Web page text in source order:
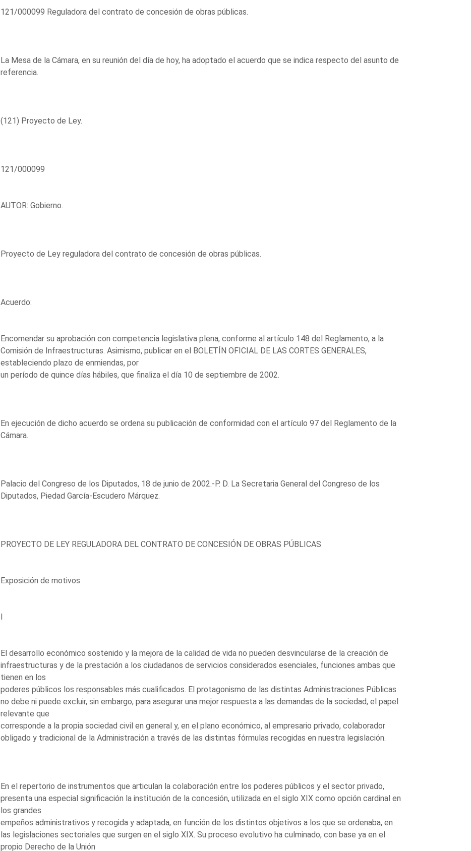
121/000099 Reguladora del contrato de concesión de obras públicas.
La Mesa de la Cámara, en su reunión del día de hoy, ha adoptado el acuerdo que se indica respecto del asunto de
referencia.
(121) Proyecto de Ley.
121/000099
AUTOR: Gobierno.
Proyecto de Ley reguladora del contrato de concesión de obras públicas.
Acuerdo:
Encomendar su aprobación con competencia legislativa plena, conforme al artículo 148 del Reglamento, a la
Comisión de Infraestructuras. Asimismo, publicar en el BOLETÍN OFICIAL DE LAS CORTES GENERALES,
estableciendo plazo de enmiendas, por
un período de quince días hábiles, que finaliza el día 10 de septiembre de 2002.
En ejecución de dicho acuerdo se ordena su publicación de conformidad con el artículo 97 del Reglamento de la
Cámara.
Palacio del Congreso de los Diputados, 18 de junio de 2002.-P. D. La Secretaria General del Congreso de los
Diputados, Piedad García-Escudero Márquez.
PROYECTO DE LEY REGULADORA DEL CONTRATO DE CONCESIÓN DE OBRAS PÚBLICAS
Exposición de motivos
I
El desarrollo económico sostenido y la mejora de la calidad de vida no pueden desvincularse de la creación de
infraestructuras y de la prestación a los ciudadanos de servicios considerados esenciales, funciones ambas que
tienen en los
poderes públicos los responsables más cualificados. El protagonismo de las distintas Administraciones Públicas
no debe ni puede excluir, sin embargo, para asegurar una mejor respuesta a las demandas de la sociedad, el papel
relevante que
corresponde a la propia sociedad civil en general y, en el plano económico, al empresario privado, colaborador
obligado y tradicional de la Administración a través de las distintas fórmulas recogidas en nuestra legislación.
En el repertorio de instrumentos que articulan la colaboración entre los poderes públicos y el sector privado,
presenta una especial significación la institución de la concesión, utilizada en el siglo XIX como opción cardinal en
los grandes
empeños administrativos y recogida y adaptada, en función de los distintos objetivos a los que se ordenaba, en
las legislaciones sectoriales que surgen en el siglo XIX. Su proceso evolutivo ha culminado, con base ya en el
propio Derecho de la Unión